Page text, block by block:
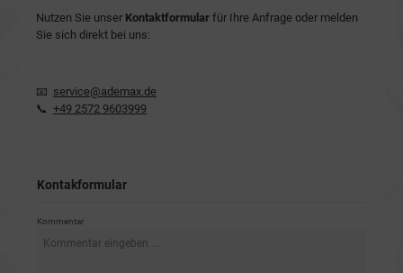
Nutzen Sie unser Kontaktformular für Ihre Anfrage oder melden
Sie sich direkt bei uns:
📧 service@ademax.de
📞 +49 2572 9603999
Kontakformular
Kommentar